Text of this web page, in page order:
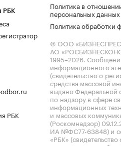
РБК
РБК
Политика в
персональных данных
Политика обработки
© ООО
АО
1995–2026.
информационного
(свидетельство о
средства массовой
выдано Федеральной
по надзору в сфере
информационных
и массовых
(Роскомнадзор)
ИА №ФС77-63848) и
«РБК»